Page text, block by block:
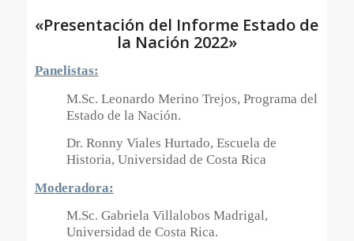
«Presentación del Informe Estado de
la Nación 2022»
Panelistas:
M.Sc. Leonardo Merino Trejos, Programa del
Estado de la Nación.
Dr. Ronny Viales Hurtado, Escuela de
Historia, Universidad de Costa Rica
Moderadora:
M.Sc. Gabriela Villalobos Madrigal,
Universidad de Costa Rica.